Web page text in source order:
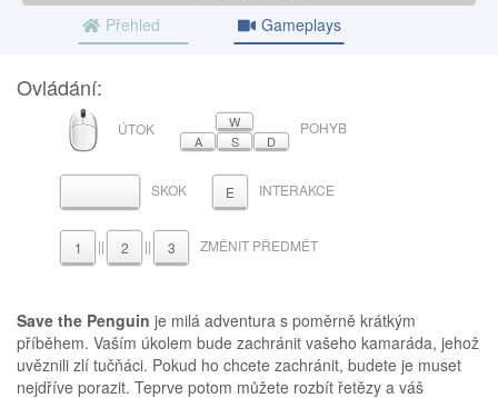
Přehled
Gameplays
Ovládání:
MYŠ
ÚTOK
W
A
S D
POHYB
MEZERNÍKSKOK E INTERAKCE
1 || 2 || 3 ZMĚNIT PŘEDMĚT
Save the Penguin je milá adventura s poměrně krátkým
příběhem. Vaším úkolem bude zachránit vašeho kamaráda, jehož
uvěznili zlí tučňáci. Pokud ho chcete zachránit, budete je muset
nejdříve porazit. Teprve potom můžete rozbít řetězy a váš